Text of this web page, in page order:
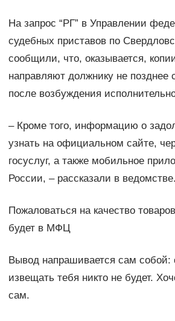
На запрос “РГ” в Управлении
судебных приставов по
сообщили, что, оказывается,
направляют должнику не позднее
после возбуждения
– Кроме того, информацию о
узнать на официальном сайте,
госуслуг, а также мобильное
России, – рассказали в ведомстве.
Пожаловаться на качество
будет в МФЦ
Вывод напрашивается сам собой:
извещать тебя никто не будет.
сам.